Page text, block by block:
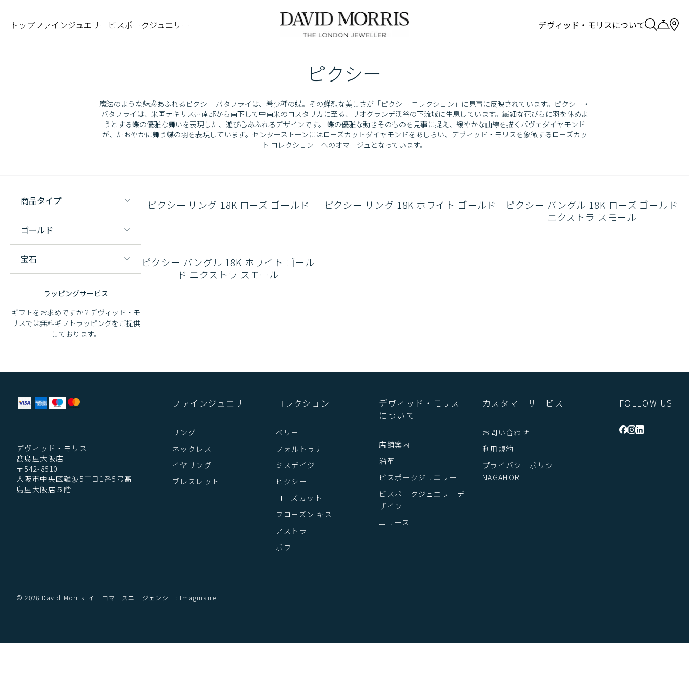
トップファインジュエリービスポークジュエリー デヴィッド・モリスについて
ピクシー
魔法のような魅惑あふれるピクシー バタフライは、希少種の蝶。その鮮烈な美しさが「ピクシー コレクション」に見事に反映されています。ピクシー・
バタフライは、米国テキサス州南部から南下して中南米のコスタリカに至る、リオグランデ渓谷の下流域に生息しています。繊細な花びらに羽を休めよ
うとする蝶の優雅な舞いを表現した、遊び心あふれるデザインです。 蝶の優雅な動きそのものを見事に捉え、緩やかな曲線を描くパヴェダイヤモンド
が、たおやかに舞う蝶の羽を表現しています。センターストーンにはローズカットダイヤモンドをあしらい、デヴィッド・モリスを象徴するローズカッ
ト コレクション」へのオマージュとなっています。
商品タイプ
ゴールド
宝石
ラッピングサービス
ギフトをお求めですか？デヴィッド・モ
リスでは無料ギフトラッピングをご提供
しております。
ピクシー リング 18K ローズ ゴールド ピクシー リング 18K ホワイト ゴールド
ピクシー バングル 18K ローズ ゴールド
エクストラ スモール
ピクシー バングル 18K ホワイト ゴール
ド エクストラ スモール
デヴィッド・モリス
髙島屋大阪店
〒542-8510
大阪市中央区難波5丁目1番5号髙
島屋大阪店５階
ファインジュエリー
リング
ネックレス
イヤリング
ブレスレット
コレクション
ベリー
フォルトゥナ
ミスデイジー
ピクシー
ローズカット
フローズン キス
アストラ
ボウ
デヴィッド・モリス
について
店舗案内
沿革
ビスポークジュエリー
ビスポークジュエリーデ
ザイン
ニュース
カスタマーサービス
お問い合わせ
利用規約
プライバシーポリシー |
NAGAHORI
FOLLOW US
© 2026 David Morris. イーコマースエージェンシー: Imaginaire.